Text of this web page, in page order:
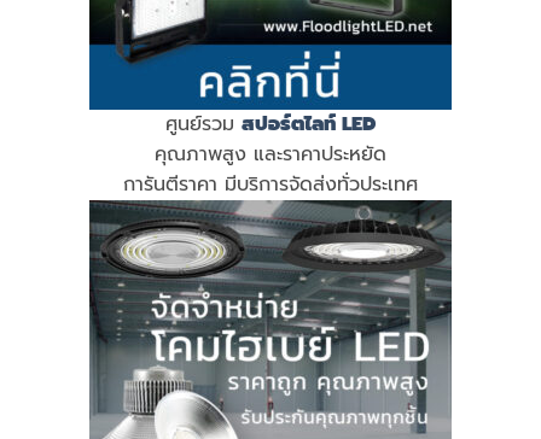
ศูนย์รวม สปอร์ตไลท์ LED
คุณภาพสูง และราคาประหยัด
การันตีราคา มีบริการจัดส่งทั่วประเทศ